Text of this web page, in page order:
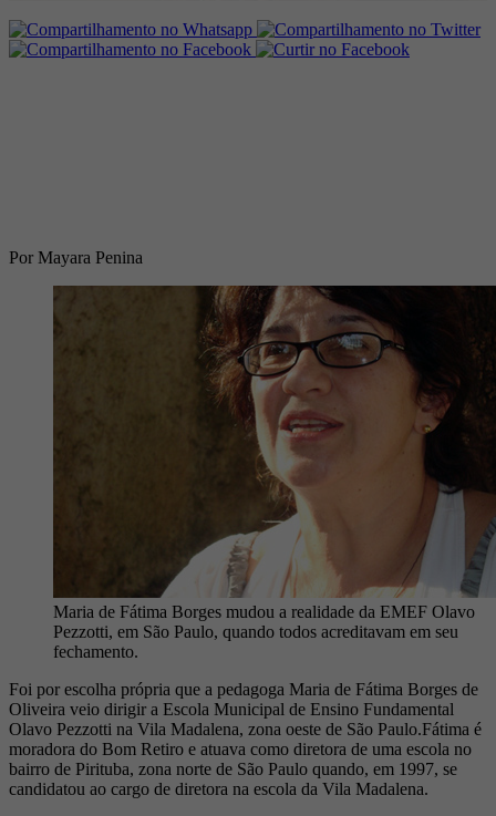
Por Mayara Penina
Maria de Fátima Borges mudou a realidade da EMEF Olavo
Pezzotti, em São Paulo, quando todos acreditavam em seu
fechamento.
Foi por escolha própria que a pedagoga Maria de Fátima Borges de
Oliveira veio dirigir a Escola Municipal de Ensino Fundamental
Olavo Pezzotti na Vila Madalena, zona oeste de São Paulo.Fátima é
moradora do Bom Retiro e atuava como diretora de uma escola no
bairro de Pirituba, zona norte de São Paulo quando, em 1997, se
candidatou ao cargo de diretora na escola da Vila Madalena.